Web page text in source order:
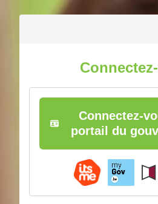
Aller vers le contenu
Connectez-
portail du